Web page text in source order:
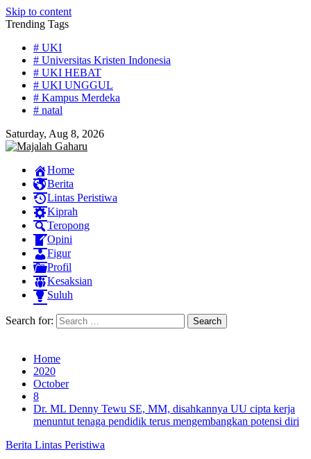
Skip to content
Trending Tags
# UKI
# Universitas Kristen Indonesia
# UKI HEBAT
# UKI UNGGUL
# Kampus Merdeka
# natal
Saturday, Aug 8, 2026
Home
Berita
Lintas Peristiwa
Kiprah
Teropong
Opini
Figur
Profil
Kesaksian
Suluh
Search for:
Home
2020
October
8
Dr. ML Denny Tewu SE, MM, disahkannya UU cipta kerja
menuntut tenaga pendidik terus mengembangkan potensi diri
Berita Lintas Peristiwa